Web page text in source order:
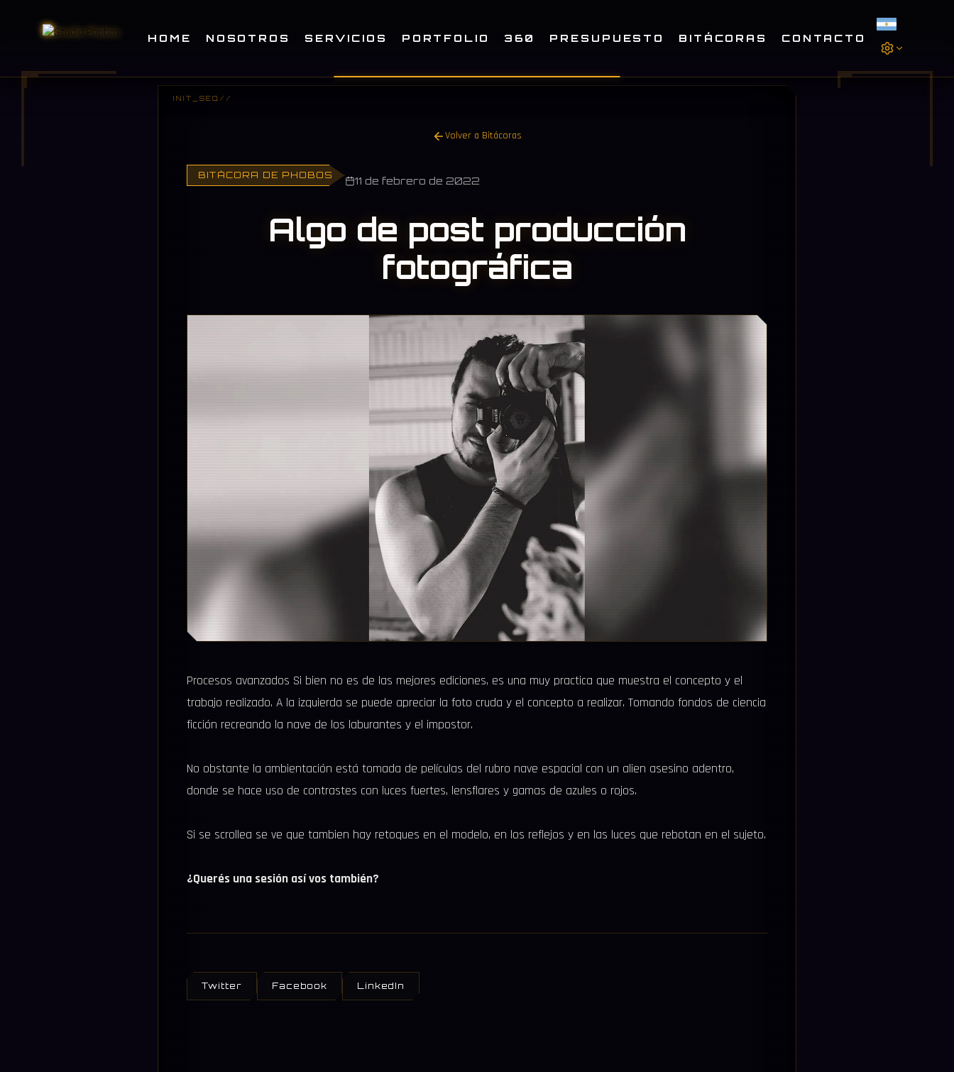
HOME NOSOTROS SERVICIOS PORTFOLIO 360 PRESUPUESTO BITÁCORAS CONTACTO
Volver a Bitácoras
BITÁCORA DE PHOBOS 11 de febrero de 2022
Algo de post producción
fotográfica
Procesos avanzados Si bien no es de las mejores ediciones, es una muy practica que muestra el concepto y el
trabajo realizado. A la izquierda se puede apreciar la foto cruda y el concepto a realizar. Tomando fondos de ciencia
ficción recreando la nave de los laburantes y el impostor.
No obstante la ambientación está tomada de películas del rubro nave espacial con un alien asesino adentro,
donde se hace uso de contrastes con luces fuertes, lensflares y gamas de azules o rojos.
Si se scrollea se ve que tambien hay retoques en el modelo, en los reflejos y en las luces que rebotan en el sujeto.
¿Querés una sesión así vos también?
Twitter Facebook LinkedIn